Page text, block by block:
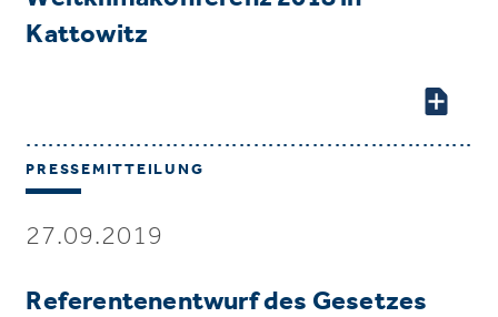
Kattowitz
PRESSEMITTEILUNG
27.09.2019
Referentenentwurf des Gesetzes